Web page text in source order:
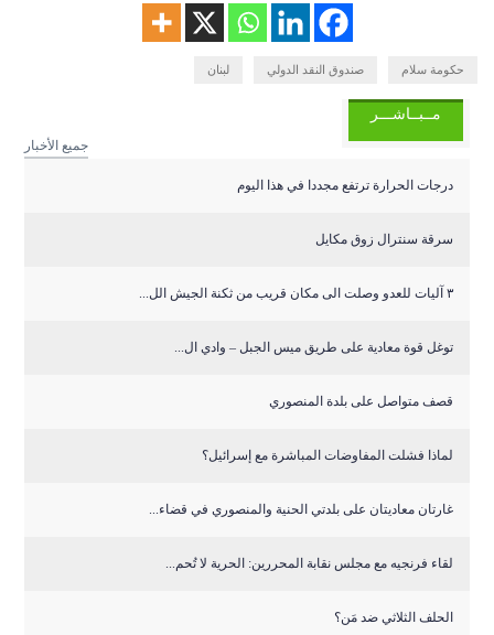
حكومة سلام صندوق النقد الدولي لبنان
مــبــاشـــر
جميع الأخبار
درجات الحرارة ترتفع مجددا في هذا اليوم
سرقة سنترال زوق مكايل
٣ آليات للعدو وصلت الى مكان قريب من ثكنة الجيش الل...
توغل قوة معادية على طريق ميس الجبل – وادي ال...
قصف متواصل على بلدة المنصوري
لماذا فشلت المفاوضات المباشرة مع إسرائيل؟
غارتان معاديتان على بلدتي الحنية والمنصوري في قضاء...
لقاء فرنجيه مع مجلس نقابة المحررين: الحرية لا تُحم...
الحلف الثلاثي ضد مَن؟